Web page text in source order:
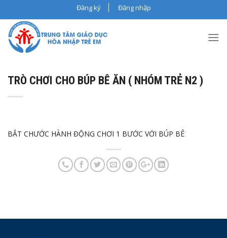
to
content
Đăng ký Đăng nhập
TRÒ CHƠI CHO BÚP BÊ ĂN ( NHÓM TRẺ N2 )
BẮT CHƯỚC HÀNH ĐỘNG CHƠI 1 BƯỚC VỚI BÚP BÊ